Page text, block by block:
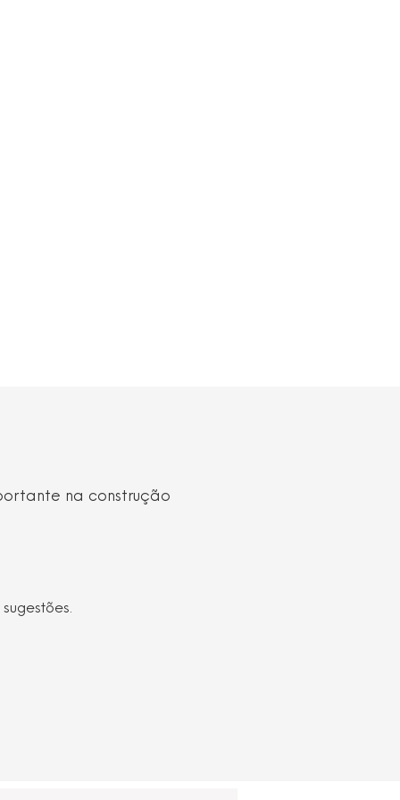
na construção